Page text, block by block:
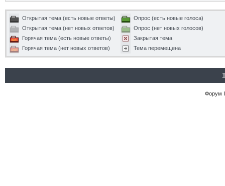
Открытая тема (есть новые ответы)
Открытая тема (нет новых ответов)
Горячая тема (есть новые ответы)
Горячая тема (нет новых ответов)
Опрос (есть новые голоса)
Опрос (нет новых голосов)
Закрытая тема
Тема перемещена
Форум